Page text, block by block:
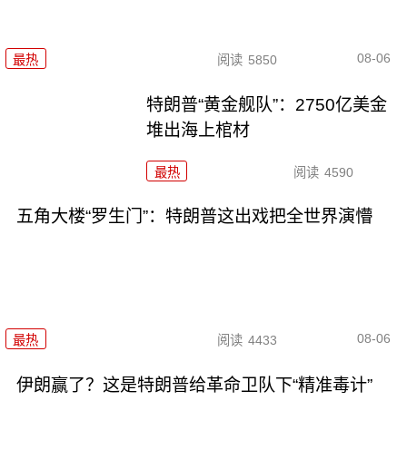
最热 阅读 5850 08-06
特朗普“黄金舰队”：2750亿美金
堆出海上棺材
最热 阅读 4590
五角大楼“罗生门”：特朗普这出戏把全世界演懵
最热 阅读 4433 08-06
伊朗赢了？这是特朗普给革命卫队下“精准毒计”